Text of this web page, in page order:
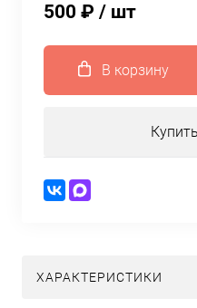
500 ₽ / шт
В корзину
ХАРАКТЕРИСТИКИ